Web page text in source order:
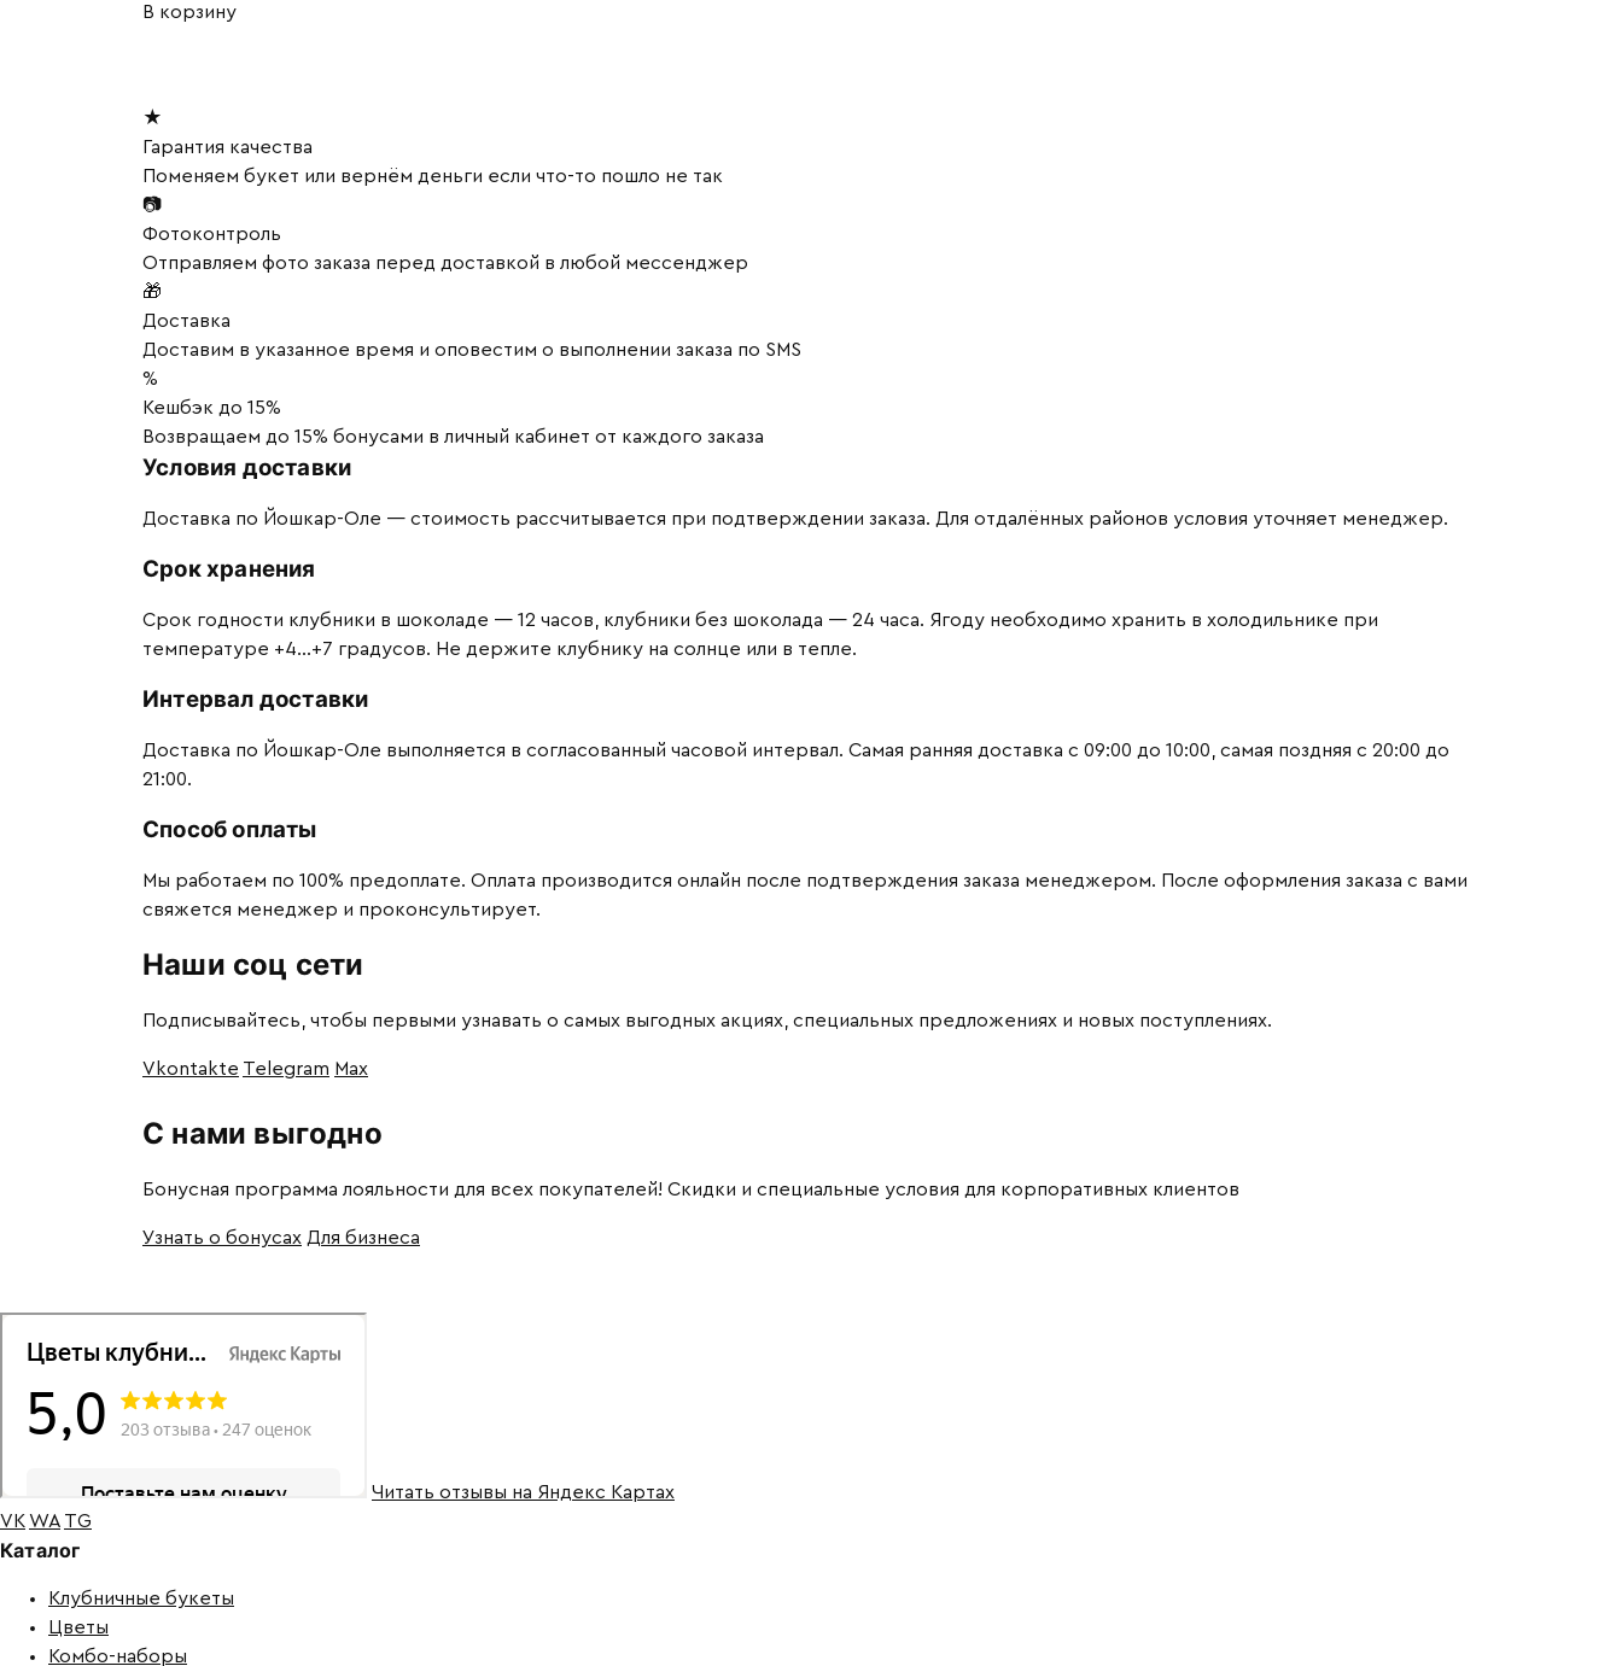
В корзину
★
Гарантия качества
Поменяем букет или вернём деньги если что-то пошло не так
📷
Фотоконтроль
Отправляем фото заказа перед доставкой в любой мессенджер
🎁
Доставка
Доставим в указанное время и оповестим о выполнении заказа по SMS
%
Кешбэк до 15%
Возвращаем до 15% бонусами в личный кабинет от каждого заказа
Условия доставки
Доставка по Йошкар-Оле — стоимость рассчитывается при подтверждении заказа. Для отдалённых районов условия уточняет менеджер.
Срок хранения
Срок годности клубники в шоколаде — 12 часов, клубники без шоколада — 24 часа. Ягоду необходимо хранить в холодильнике при
температуре +4…+7 градусов. Не держите клубнику на солнце или в тепле.
Интервал доставки
Доставка по Йошкар-Оле выполняется в согласованный часовой интервал. Самая ранняя доставка с 09:00 до 10:00, самая поздняя с 20:00 до
21:00.
Способ оплаты
Мы работаем по 100% предоплате. Оплата производится онлайн после подтверждения заказа менеджером. После оформления заказа с вами
свяжется менеджер и проконсультирует.
Наши соц сети
Подписывайтесь, чтобы первыми узнавать о самых выгодных акциях, специальных предложениях и новых поступлениях.
Vkontakte Telegram Max
С нами выгодно
Бонусная программа лояльности для всех покупателей! Скидки и специальные условия для корпоративных клиентов
Узнать о бонусах Для бизнеса
Читать отзывы на Яндекс Картах
VKWA TG
Каталог
Клубничные букеты
Цветы
Комбо-наборы